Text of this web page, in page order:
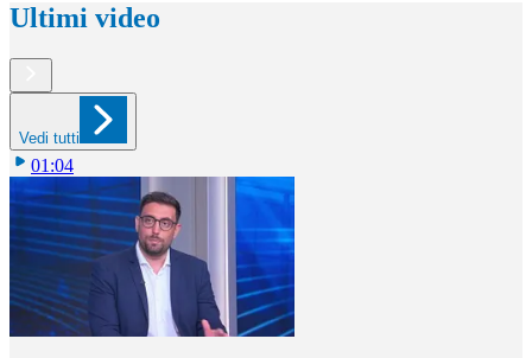
Ultimi video
Vedi tutti
01:04